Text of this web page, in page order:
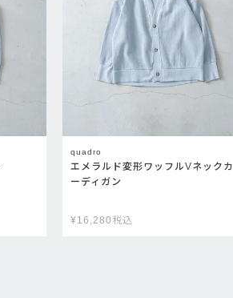
quadro
エメラルド変形ワッフルVネックカ
ーディガン
¥16,280 税込